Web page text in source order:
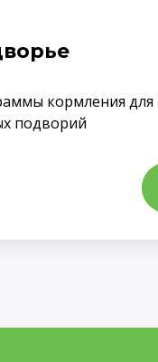
кормления для
подворий